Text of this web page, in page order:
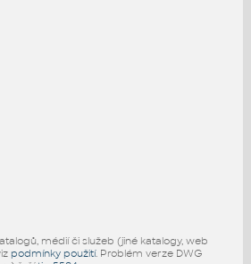
médií či služeb (jiné katalogy, web
podmínky použití. Problém verze DWG